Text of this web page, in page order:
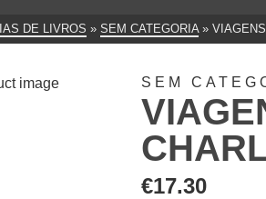
DE LIVROS » SEM CATEGORIA »
SEM
€17.30